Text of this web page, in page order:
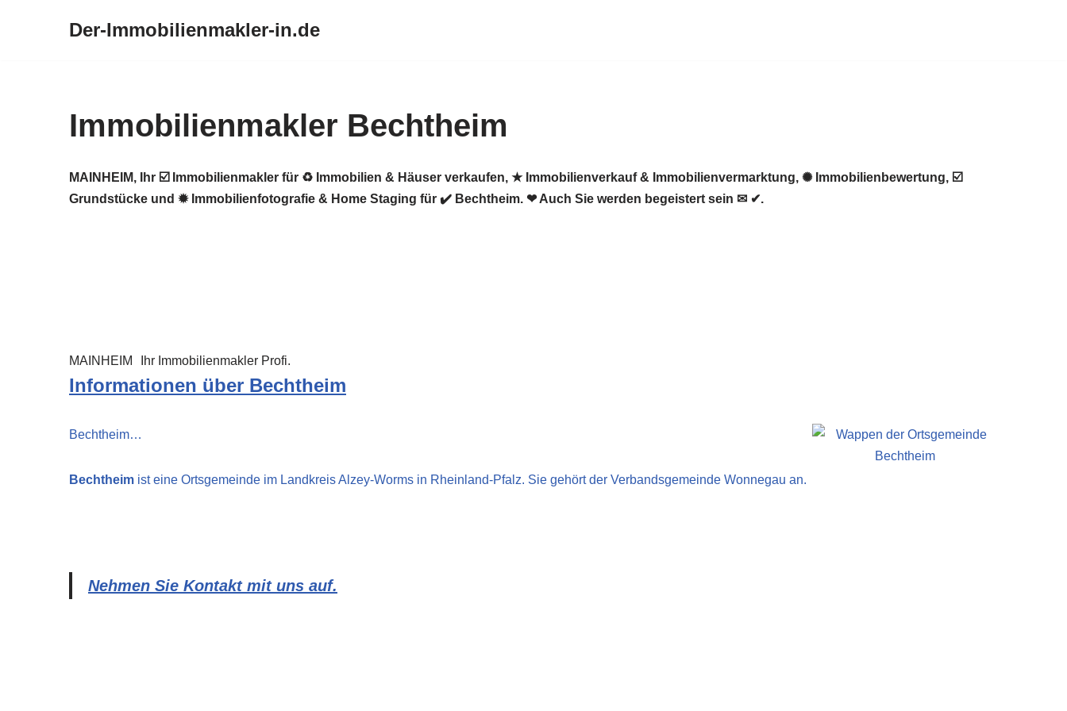
Der-Immobilienmakler-in.de
Immobilienmakler Bechtheim
MAINHEIM, Ihr ☑️ Immobilienmakler für ♻ Immobilien & Häuser verkaufen, ★ Immobilienverkauf & Immobilienvermarktung, ✺ Immobilienbewertung, ☑️
Grundstücke und ✹ Immobilienfotografie & Home Staging für ✔️ Bechtheim. ❤ Auch Sie werden begeistert sein ✉ ✔.
MAINHEIM Ihr Immobilienmakler Profi.
Informationen über Bechtheim
Bechtheim…
Bechtheim ist eine Ortsgemeinde im Landkreis Alzey-Worms in Rheinland-Pfalz. Sie gehört der Verbandsgemeinde Wonnegau an.
Nehmen Sie Kontakt mit uns auf.